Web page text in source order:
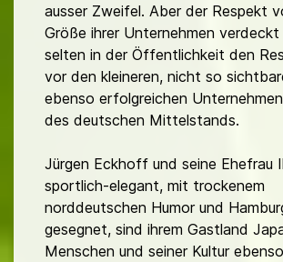
ausser Zweifel. Aber der Respekt
Größe ihrer Unternehmen
selten in der Öffentlichkeit den
vor den kleineren, nicht so
ebenso erfolgreichen
des deutschen Mittelstands.
Jürgen Eckhoff und seine Ehefrau
sportlich-elegant, mit trockenem
norddeutschen Humor und
gesegnet, sind ihrem Gastland
Menschen und seiner Kultur